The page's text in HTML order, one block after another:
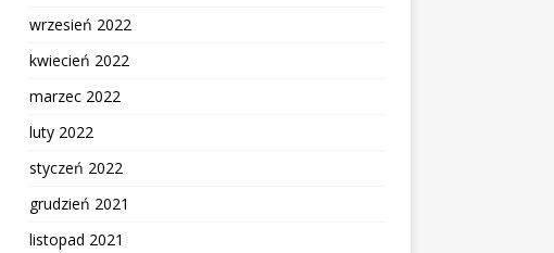
wrzesień 2022
kwiecień 2022
marzec 2022
luty 2022
styczeń 2022
grudzień 2021
listopad 2021